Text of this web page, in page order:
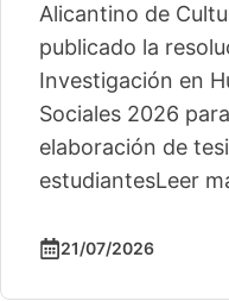
Alicantino de
publicado la
Investigación en
Sociales 2026
elaboración de
estudiantesLeer
21/07/2026